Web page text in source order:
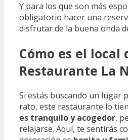
Y para los que son más
obligatorio hacer una
disfrutar de la buena onda
Cómo es el local
Restaurante La
Si estás buscando un lugar
rato, este restaurante lo
es tranquilo y acogedor,
relajarse. Aquí, te sentirás